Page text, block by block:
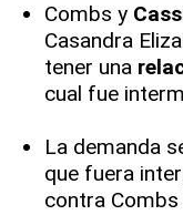
Combs y
Casandra
tener una
cual fue
La demanda
que fuera
contra Combs